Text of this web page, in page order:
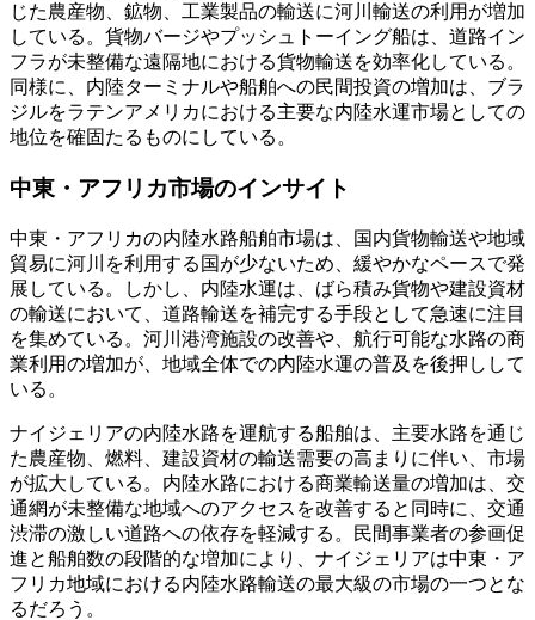
じた農産物、鉱物、工業製品の輸送に河川輸送の利用が増加
している。貨物バージやプッシュトーイング船は、道路イン
フラが未整備な遠隔地における貨物輸送を効率化している。
同様に、内陸ターミナルや船舶への民間投資の増加は、ブラ
ジルをラテンアメリカにおける主要な内陸水運市場としての
地位を確固たるものにしている。
中東・アフリカ市場のインサイト
中東・アフリカの内陸水路船舶市場は、国内貨物輸送や地域
貿易に河川を利用する国が少ないため、緩やかなペースで発
展している。しかし、内陸水運は、ばら積み貨物や建設資材
の輸送において、道路輸送を補完する手段として急速に注目
を集めている。河川港湾施設の改善や、航行可能な水路の商
業利用の増加が、地域全体での内陸水運の普及を後押しして
いる。
ナイジェリアの内陸水路を運航する船舶は、主要水路を通じ
た農産物、燃料、建設資材の輸送需要の高まりに伴い、市場
が拡大している。内陸水路における商業輸送量の増加は、交
通網が未整備な地域へのアクセスを改善すると同時に、交通
渋滞の激しい道路への依存を軽減する。民間事業者の参画促
進と船舶数の段階的な増加により、ナイジェリアは中東・ア
フリカ地域における内陸水路輸送の最大級の市場の一つとな
るだろう。